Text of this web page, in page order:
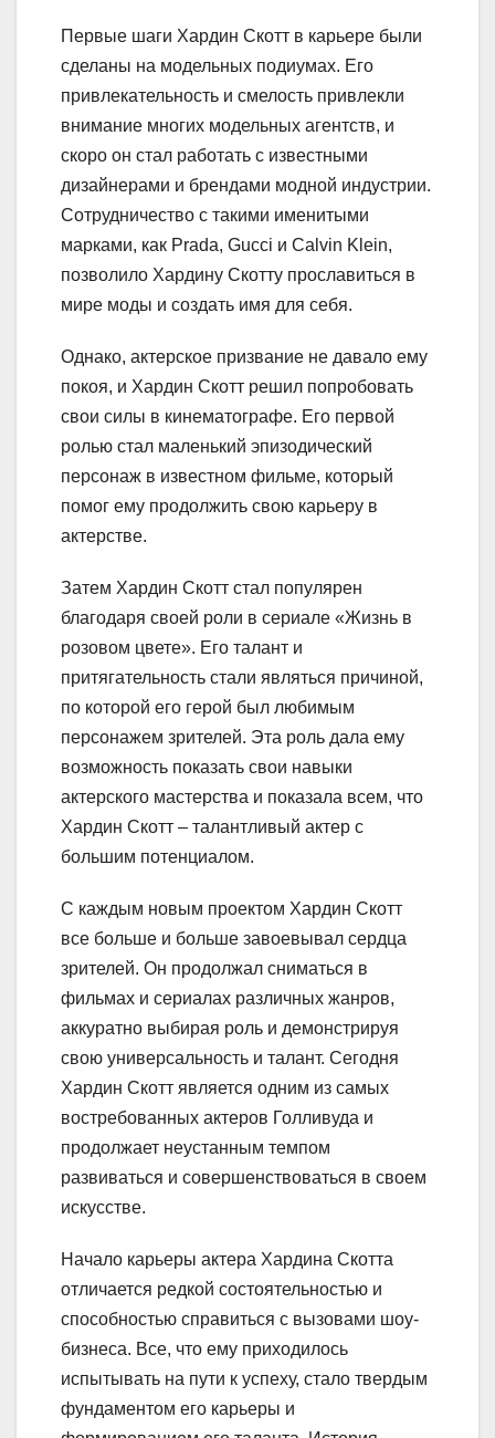
Первые шаги Хардин Скотт в карьере были
сделаны на модельных подиумах. Его
привлекательность и смелость привлекли
внимание многих модельных агентств, и
скоро он стал работать с известными
дизайнерами и брендами модной индустрии.
Сотрудничество с такими именитыми
марками, как Prada, Gucci и Calvin Klein,
позволило Хардину Скотту прославиться в
мире моды и создать имя для себя.
Однако, актерское призвание не давало ему
покоя, и Хардин Скотт решил попробовать
свои силы в кинематографе. Его первой
ролью стал маленький эпизодический
персонаж в известном фильме, который
помог ему продолжить свою карьеру в
актерстве.
Затем Хардин Скотт стал популярен
благодаря своей роли в сериале «Жизнь в
розовом цвете». Его талант и
притягательность стали являться причиной,
по которой его герой был любимым
персонажем зрителей. Эта роль дала ему
возможность показать свои навыки
актерского мастерства и показала всем, что
Хардин Скотт – талантливый актер с
большим потенциалом.
С каждым новым проектом Хардин Скотт
все больше и больше завоевывал сердца
зрителей. Он продолжал сниматься в
фильмах и сериалах различных жанров,
аккуратно выбирая роль и демонстрируя
свою универсальность и талант. Сегодня
Хардин Скотт является одним из самых
востребованных актеров Голливуда и
продолжает неустанным темпом
развиваться и совершенствоваться в своем
искусстве.
Начало карьеры актера Хардина Скотта
отличается редкой состоятельностью и
способностью справиться с вызовами шоу-
бизнеса. Все, что ему приходилось
испытывать на пути к успеху, стало твердым
фундаментом его карьеры и